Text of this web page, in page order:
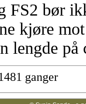
FS2 bør
kjøre
lengde
ganger